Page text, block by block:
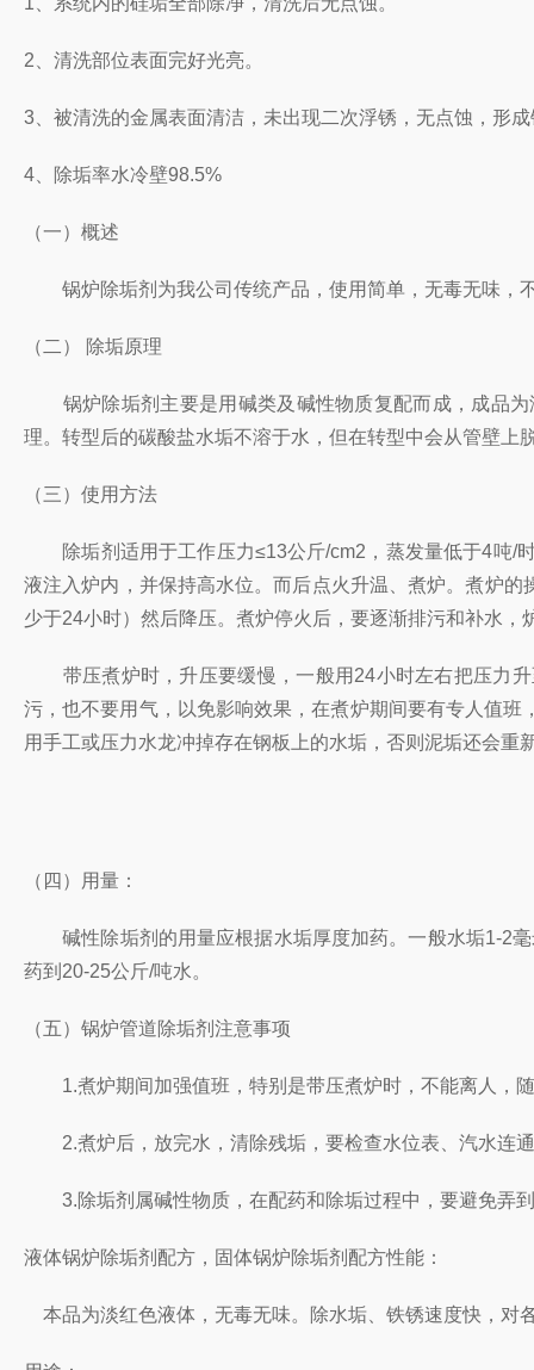
2、清洗部位表面完好光亮。
3、被清洗的金属表面清洁，未出现二次浮锈，无点蚀，形
4、除垢率水冷壁98.5%
（一）概述
锅炉除垢剂为我公司传统产品，使用简单，无毒无味，
（二） 除垢原理
锅炉除垢剂主要是用碱类及碱性物质复配而成，成品为
理。转型后的碳酸盐水垢不溶于水，但在转型中会从管壁
（三）使用方法
除垢剂适用于工作压力≤13公斤/cm2，蒸发量低于4吨/
液注入炉内，并保持高水位。而后点火升温、煮炉。煮炉
少于24小时）然后降压。煮炉停火后，要逐渐排污和补水
带压煮炉时，升压要缓慢，一般用24小时左右把压力升
污，也不要用气，以免影响效果，在煮炉期间要有专人值
用手工或压力水龙冲掉存在钢板上的水垢，否则泥垢还会重
（四）用量：
碱性除垢剂的用量应根据水垢厚度加药。一般水垢1-2毫
药到20-25公斤/吨水。
（五）锅炉管道除垢剂注意事项
1.煮炉期间加强值班，特别是带压煮炉时，不能离人，
2.煮炉后，放完水，清除残垢，要检查水位表、汽水连通
3.除垢剂属碱性物质，在配药和除垢过程中，要避免弄
液体锅炉除垢剂配方，固体锅炉除垢剂配方性能：
本品为淡红色液体，无毒无味。除水垢、铁锈速度快，对